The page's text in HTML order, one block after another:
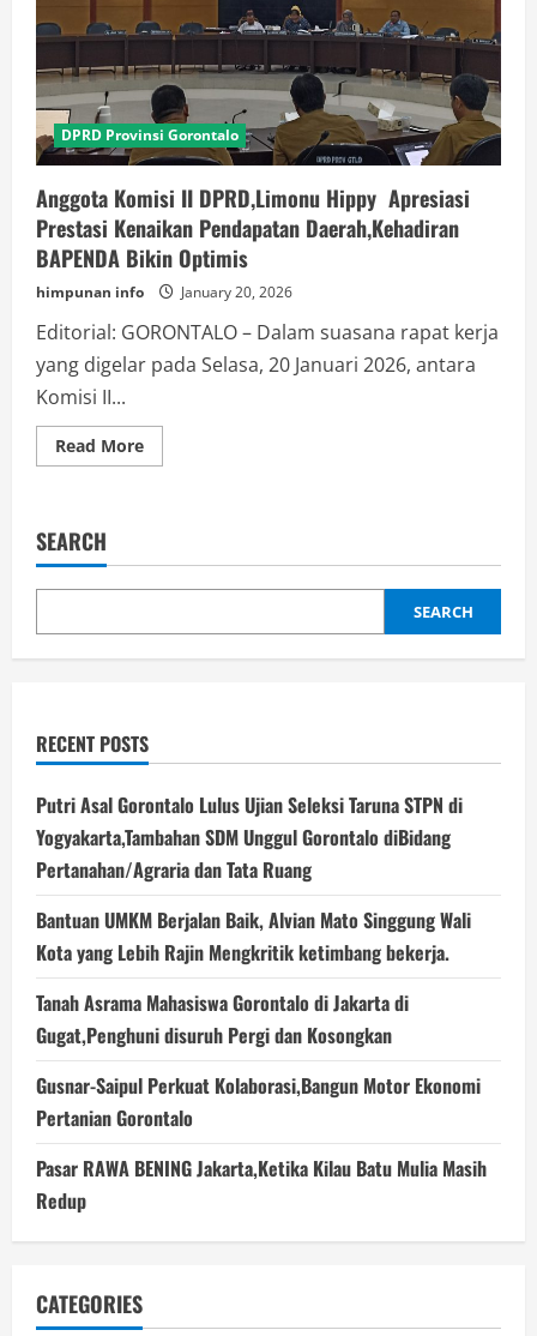
DPRD Provinsi Gorontalo
Anggota Komisi II DPRD,Limonu Hippy Apresiasi
Prestasi Kenaikan Pendapatan Daerah,Kehadiran
BAPENDA Bikin Optimis
himpunan info January 20, 2026
Editorial: GORONTALO – Dalam suasana rapat kerja
yang digelar pada Selasa, 20 Januari 2026, antara
Komisi II...
Read MoreRead
more
Hippy
Prestasi
Pendapatan
BAPENDA
SEARCH
SEARCH
RECENT POSTS
Putri Asal Gorontalo Lulus Ujian Seleksi Taruna STPN di
Yogyakarta,Tambahan SDM Unggul Gorontalo diBidang
Pertanahan/Agraria dan Tata Ruang
Bantuan UMKM Berjalan Baik, Alvian Mato Singgung Wali
Kota yang Lebih Rajin Mengkritik ketimbang bekerja.
Tanah Asrama Mahasiswa Gorontalo di Jakarta di
Gugat,Penghuni disuruh Pergi dan Kosongkan
Gusnar-Saipul Perkuat Kolaborasi,Bangun Motor Ekonomi
Pertanian Gorontalo
Pasar RAWA BENING Jakarta,Ketika Kilau Batu Mulia Masih
Redup
CATEGORIES